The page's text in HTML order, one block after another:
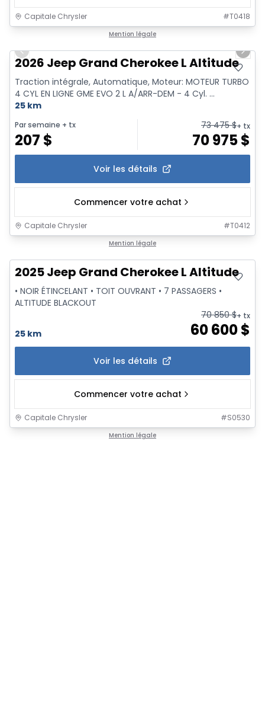
Capitale Chrysler #T0418
Mention légale
Previous slide
Next
2026 Jeep Grand Cherokee L Altitude
Traction intégrale, Automatique, Moteur: MOTEUR TURBO
4 CYL EN LIGNE GME EVO 2 L A/ARR-DEM - 4 Cyl. ...
25 km
Par semaine + tx
207 $
73 475$+ tx
70 975$
Voir les détails
Commencer votre achat
Capitale Chrysler #T0412
Mention légale
2025 Jeep Grand Cherokee L Altitude
• NOIR ÉTINCELANT • TOIT OUVRANT • 7 PASSAGERS •
ALTITUDE BLACKOUT
25 km 60 600$
70 850$+ tx
Voir les détails
Commencer votre achat
Capitale Chrysler #S0530
Mention légale